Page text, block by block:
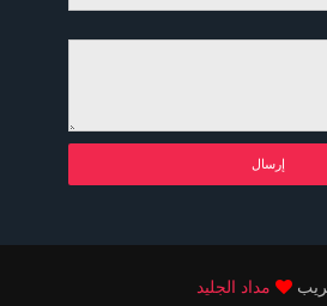
مداد الجليد